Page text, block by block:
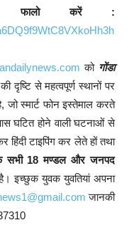
फालो करें :
को गोंडा
दृष्टि से महत्वपूर्ण स्थानों पर
जो स्मार्ट फोन इस्तेमाल करते
घटित होने वाली घटनाओं से
हिंदी टाइपिंग कर लेते हों तथा
सभी 18 मण्डल और जनपद
इच्छुक युवक युवतियां अपना
जानकी